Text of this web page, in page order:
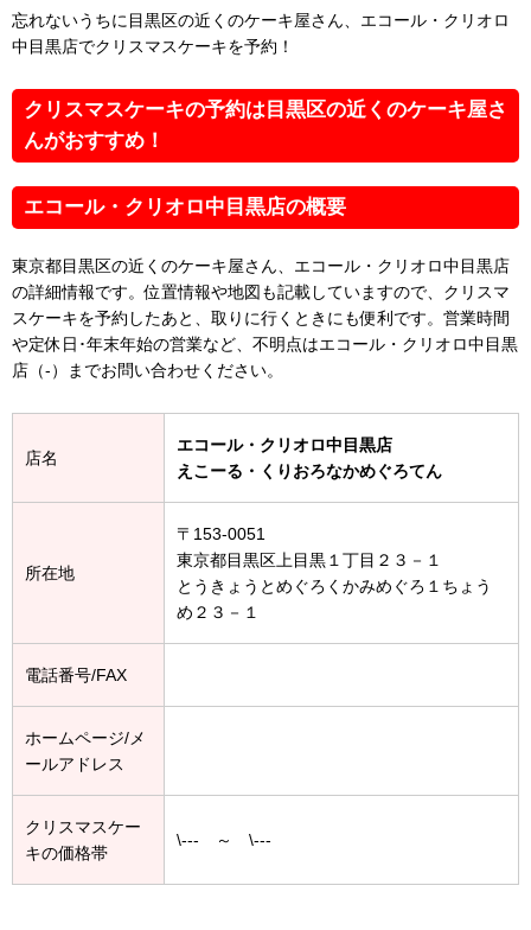
忘れないうちに目黒区の近くのケーキ屋さん、エコール・クリオロ
中目黒店でクリスマスケーキを予約！
クリスマスケーキの予約は目黒区の近くのケーキ屋さ
んがおすすめ！
エコール・クリオロ中目黒店の概要
東京都目黒区の近くのケーキ屋さん、エコール・クリオロ中目黒店
の詳細情報です。位置情報や地図も記載していますので、クリスマ
スケーキを予約したあと、取りに行くときにも便利です。営業時間
や定休日･年末年始の営業など、不明点はエコール・クリオロ中目黒
店（-）までお問い合わせください。
店名
エコール・クリオロ中目黒店
えこーる・くりおろなかめぐろてん
所在地
〒153-0051
東京都目黒区上目黒１丁目２３－１
とうきょうとめぐろくかみめぐろ１ちょう
め２３－１
電話番号/FAX
ホームページ/メ
ールアドレス
クリスマスケー
キの価格帯
\--- ～ \---